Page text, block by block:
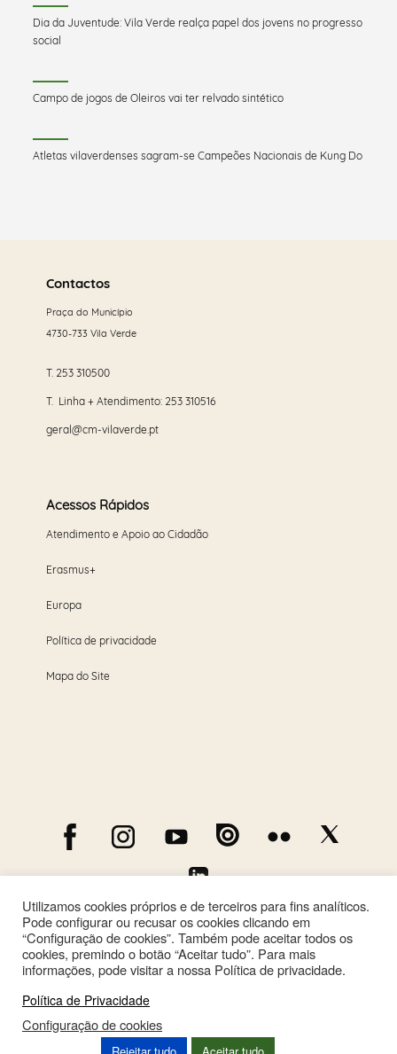
Dia da Juventude: Vila Verde realça papel dos jovens no progresso
social
Campo de jogos de Oleiros vai ter relvado sintético
Atletas vilaverdenses sagram-se Campeões Nacionais de Kung Do
maisContactos
Praça do Município
4730-733 Vila Verde
T. 253 310500
T. Linha + Atendimento: 253 310516
geral@cm-vilaverde.pt
Acessos Rápidos
Atendimento e Apoio ao Cidadão
Erasmus+
Europa
Política de privacidade
Mapa do Site
Utilizamos cookies próprios e de terceiros para fins analíticos.
Pode configurar ou recusar os cookies clicando em
“Configuração de cookies”. Também pode aceitar todos os
cookies, premindo o botão “Aceitar tudo”. Para mais
informações, pode visitar a nossa Política de privacidade.
Política de Privacidade
Configuração de cookies
This site is registered onwpml.orgas a development site. Switch to a production